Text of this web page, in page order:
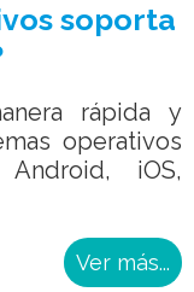
soporta
rápida y
operativos
iOS,
Ver más...